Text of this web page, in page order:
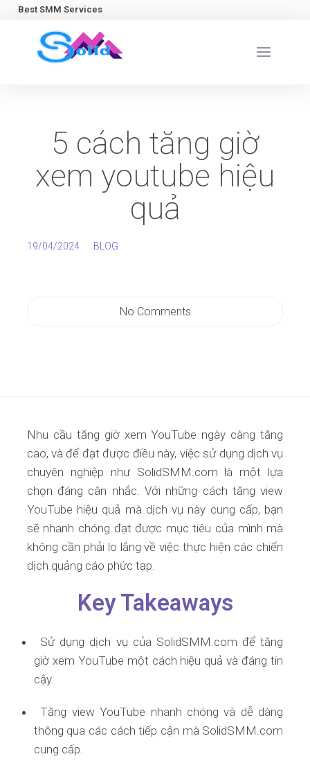
Best SMM Services
5 cách tăng giờ
xem youtube hiệu
quả
19/04/2024 BLOG
No Comments
Nhu cầu tăng giờ xem YouTube ngày càng tăng
cao, và để đạt được điều này, việc sử dụng dịch vụ
chuyên nghiệp như SolidSMM.com là một lựa
chọn đáng cân nhắc. Với những cách tăng view
YouTube hiệu quả mà dịch vụ này cung cấp, bạn
sẽ nhanh chóng đạt được mục tiêu của mình mà
không cần phải lo lắng về việc thực hiện các chiến
dịch quảng cáo phức tạp.
Key Takeaways
Sử dụng dịch vụ của SolidSMM.com để tăng
giờ xem YouTube một cách hiệu quả và đáng tin
cậy.
Tăng view YouTube nhanh chóng và dễ dàng
thông qua các cách tiếp cận mà SolidSMM.com
cung cấp.